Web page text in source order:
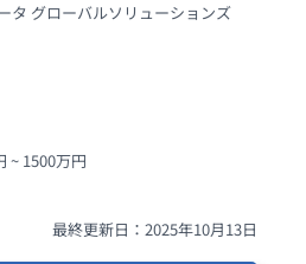
タ グローバルソリューションズ
~ 1500万円
最終更新日：2025年10月13日